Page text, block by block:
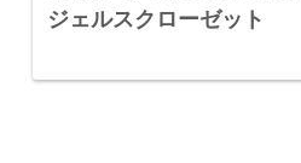
ジェルスクローゼット